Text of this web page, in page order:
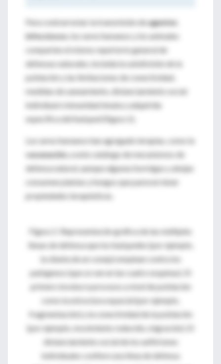
Para contrarrestar la transmisión deagentes
infecciosos , los seres humanos y los animales
comparten el mismo repertorio general de
defensas naturales, incluida la subdivisión de la
población y las limitaciones de conectividad,
medidas de saneamiento, distanciamiento social
individual e inmunidad innata y adquirida
específica del huésped (figura 1).
Los seres humanos han agregado terapias, como la
vacunación, a este catálogo de mecanismos de
defensa natural, aunque algunas hormigas y abejas
consumen plantas y hongos que parecen tener
propiedades terapéuticas.
Figura 1: Representación gráfica de las múltiples
líneas de defensa que los huéspedes (por ejemplo,
la silueta de un conejo) emplean contra los
patógenos (que se ven en las cuatro esquinas).
primero involucra procesos a nivel de población
como la estructura espacial (por ejemplo,
fragmentación) y la conectividad de la población
(por ejemplo, movimiento reducido, migración).
distanciamiento social de los anfitriones
individuales confiere una línea de defensa